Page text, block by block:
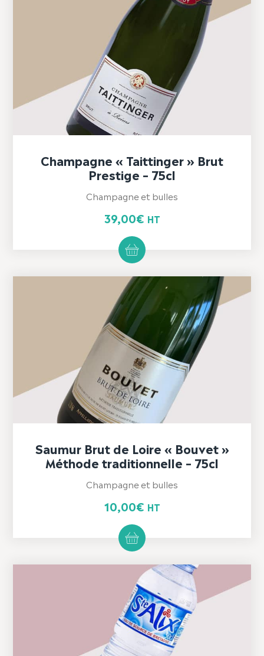
Champagne « Taittinger » Brut
Prestige – 75cl
Champagne et bulles
39,00€ HT
Saumur Brut de Loire « Bouvet »
Méthode traditionnelle – 75cl
Champagne et bulles
10,00€ HT